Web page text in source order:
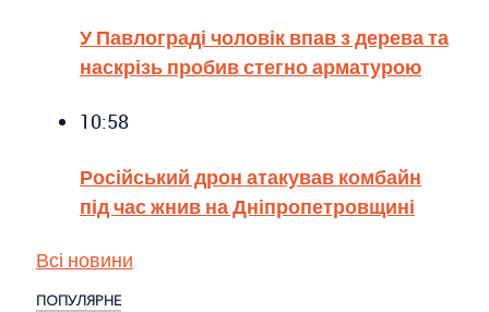
У Павлограді чоловік впав з дерева та
наскрізь пробив стегно арматурою
10:58
Російський дрон атакував комбайн
під час жнив на Дніпропетровщині
Всі новини
ПОПУЛЯРНЕ